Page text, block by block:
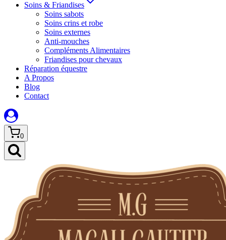
Soins & Friandises
Soins sabots
Soins crins et robe
Soins externes
Anti-mouches
Compléments Alimentaires
Friandises pour chevaux
Réparation équestre
A Propos
Blog
Contact
0